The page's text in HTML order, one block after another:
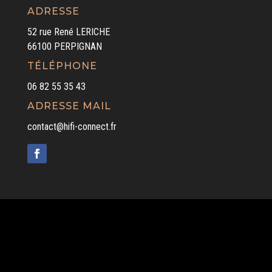
ADRESSE
52 rue René LERICHE
66100 PERPIGNAN
TÉLÉPHONE
06 82 55 35 43
ADRESSE MAIL
contact@hifi-connect.fr